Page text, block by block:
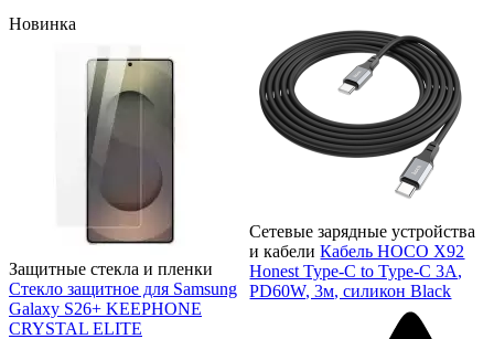
Новинка
Защитные стекла и пленки
Стекло защитное для Samsung
Galaxy S26+ KEEPHONE
CRYSTAL ELITE
Сетевые зарядные устройства
и кабели Кабель HOCO X92
Honest Type-C to Type-C 3А,
PD60W, 3м, силикон Black